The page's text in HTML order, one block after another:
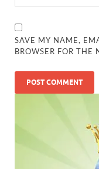
SAVE MY NAME,
BROWSER FOR